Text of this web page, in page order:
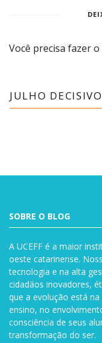
Você precisa fazer o
JULHO
SOBRE O BLOG
A UCEFF é a maior
oeste catarinense.
tecnologia e na alta
cidadãos inovadores,
que a evolução está
ensino, no
consciência de seus
transformação do ser.